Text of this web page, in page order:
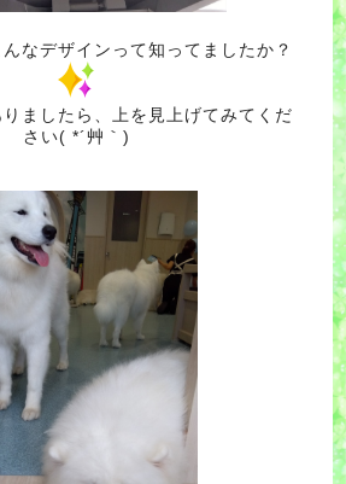
なデザインって知ってましたか？
ましたら、上を見上げてみてくだ
さい( *´艸｀)